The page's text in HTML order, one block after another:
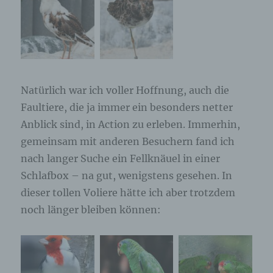
Natürlich war ich voller Hoffnung, auch die
Faultiere, die ja immer ein besonders netter
Anblick sind, in Action zu erleben. Immerhin,
gemeinsam mit anderen Besuchern fand ich
nach langer Suche ein Fellknäuel in einer
Schlafbox – na gut, wenigstens gesehen. In
dieser tollen Voliere hätte ich aber trotzdem
noch länger bleiben können:
betroffenen Person hinterlassenen Kommentaren
auch Angaben zum Zeitpunkt der
Kommentareingabe sowie zu dem von der
betroffenen Person gewählten Nutzernamen
(Pseudonym) gespeichert und veröffentlicht.
Adresse mitprotokolliert. Diese Speicherung der
IP-Adresse erfolgt aus Sicherheitsgründen und für
den Fall, dass die betroffene Person durch einen
abgegebenen Kommentar die Rechte Dritter
verletzt oder rechtswidrige Inhalte postet. Die
erfolgt daher im eigenen Interesse des für die
Verarbeitung Verantwortlichen, damit sich dieser
im Falle einer Rechtsverletzung gegebenenfalls
exkulpieren könnte. Es erfolgt keine Weitergabe
dieser erhobenen personenbezogenen Daten an
gesetzlich vorgeschrieben ist oder der
Rechtsverteidigung des für die Verarbeitung
Verantwortlichen dient.